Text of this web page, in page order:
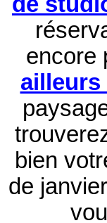
encore
ailleurs
bien
de